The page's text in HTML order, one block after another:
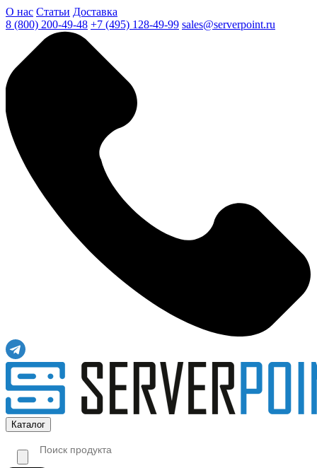
О нас Статьи Доставка
8 (800) 200-49-48 +7 (495) 128-49-99 sales@serverpoint.ru
Каталог